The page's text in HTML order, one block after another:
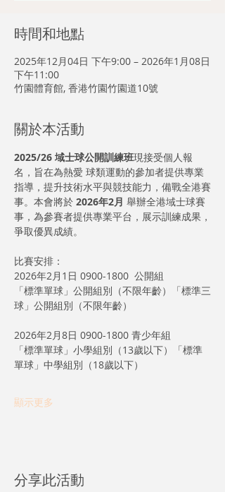
時間和地點
2025年12月04日 下午9:00 – 2026年1月08日
下午11:00
竹園體育館, 香港竹園竹園道10號
關於本活動
2025/26 域士球公開訓練班現接受個人報
名，旨在為熱愛 球類運動的參加者提供專業
指導，提升技術水平與競技能力，備戰全港賽
事。本會將於 2026年2月 舉辦全港域士球賽
事，為參賽者提供專業平台，展示訓練成果，
爭取優異成績。
比賽安排：
2026年2月1日 0900-1800  公開組
「標準單球」公開組別（不限年齡）「標準三
球」公開組別（不限年齡）
2026年2月8日 0900-1800 青少年組
「標準單球」小學組別（13歲以下）「標準
單球」中學組別（18歲以下）
顯示更多
分享此活動